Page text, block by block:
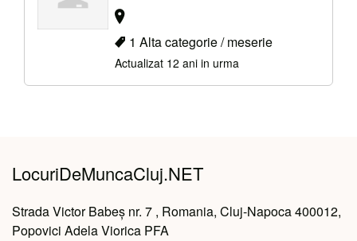
1 Alta categorie / meserie
Actualizat 12 ani in urma
LocuriDeMuncaCluj.NET
Strada Victor Babeș nr. 7 , Romania, Cluj-Napoca 400012,
Popovici Adela Viorica PFA